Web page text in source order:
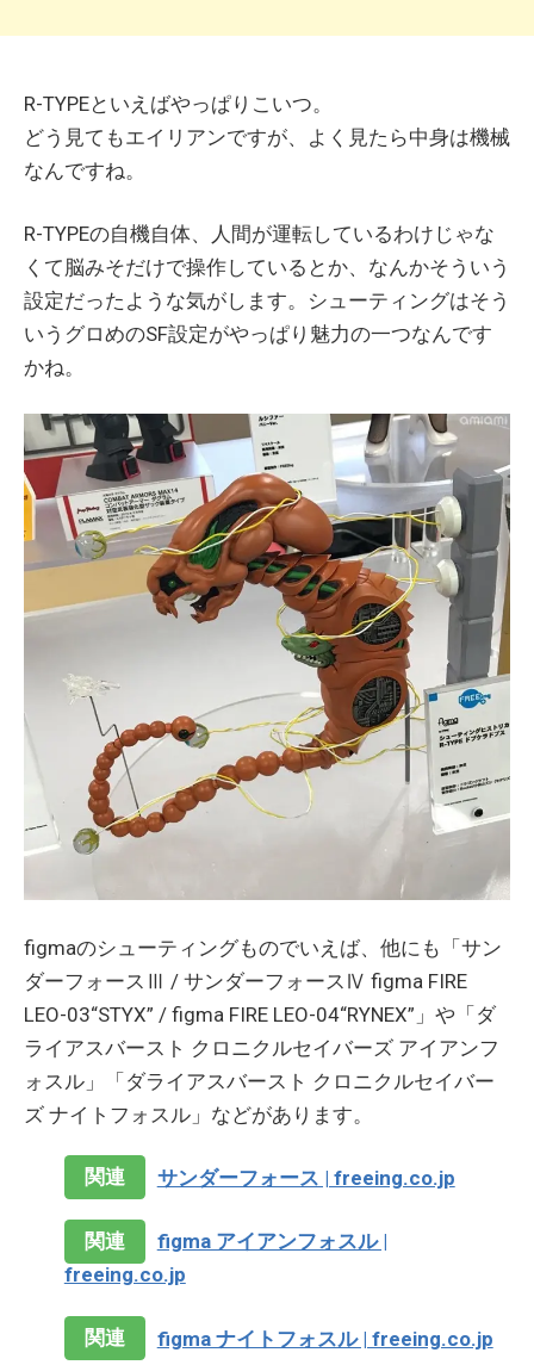
R-TYPEといえばやっぱりこいつ。
どう見てもエイリアンですが、よく見たら中身は機械
なんですね。
R-TYPEの自機自体、人間が運転しているわけじゃな
くて脳みそだけで操作しているとか、なんかそういう
設定だったような気がします。シューティングはそう
いうグロめのSF設定がやっぱり魅力の一つなんです
かね。
figmaのシューティングものでいえば、他にも「サン
ダーフォースⅢ / サンダーフォースⅣ figma FIRE
LEO-03“STYX” / figma FIRE LEO-04“RYNEX”」や「ダ
ライアスバースト クロニクルセイバーズ アイアンフ
ォスル」「ダライアスバースト クロニクルセイバー
ズ ナイトフォスル」などがあります。
関連 サンダーフォース | freeing.co.jp
関連
figma アイアンフォスル |
freeing.co.jp
関連 figma ナイトフォスル | freeing.co.jp